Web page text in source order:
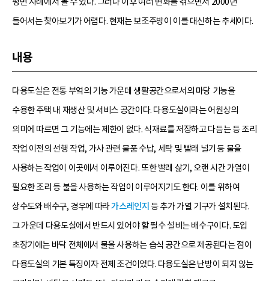
들어서는 찾아보기가 어렵다. 현재는 보조주방이 이를 대신하는 추세이다.
내용
다용도실은 전통 부엌의 기능 가운데 생활공간으로서의 마당 기능을
수용한 주택 내 재생산 및 서비스 공간이다. 다용도실이라는 어원상의
의미에 따르면 그 기능에는 제한이 없다. 식재료를 저장하고 다듬는 등 조리
작업 이전의 선행 작업, 가사 관련 물품 수납, 세탁 및 빨래 널기 등 물을
사용하는 작업이 이곳에서 이루어진다. 또한 빨래 삶기, 오랜 시간 가열이
필요한 조리 등 불을 사용하는 작업이 이루어지기도 한다. 이를 위하여
상수도와 배수구, 경우에 따라가스레인지 등 추가 가열 기구가 설치된다.
그 가운데 다용도실에서 반드시 있어야 할 필수 설비는 배수구이다. 도입
초장기에는 바닥 전체에서 물을 사용하는 습식 공간으로 제공된다는 점이
다용도실의 기본 특징이자 전제 조건이었다. 다용도실은 난방이 되지 않는